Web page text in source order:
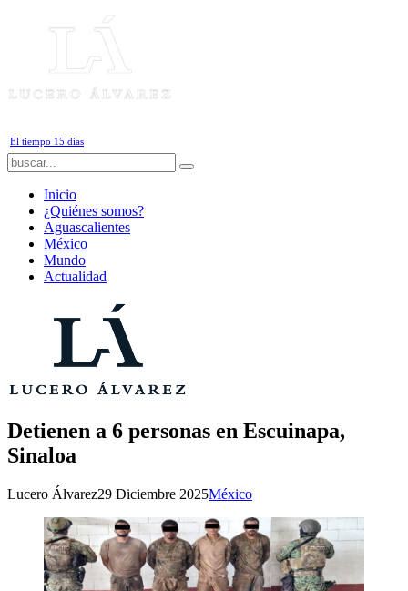
El tiempo 15 días
Inicio
¿Quiénes somos?
Aguascalientes
México
Mundo
Actualidad
Detienen a 6 personas en Escuinapa,
Sinaloa
Lucero Álvarez29 Diciembre 2025México